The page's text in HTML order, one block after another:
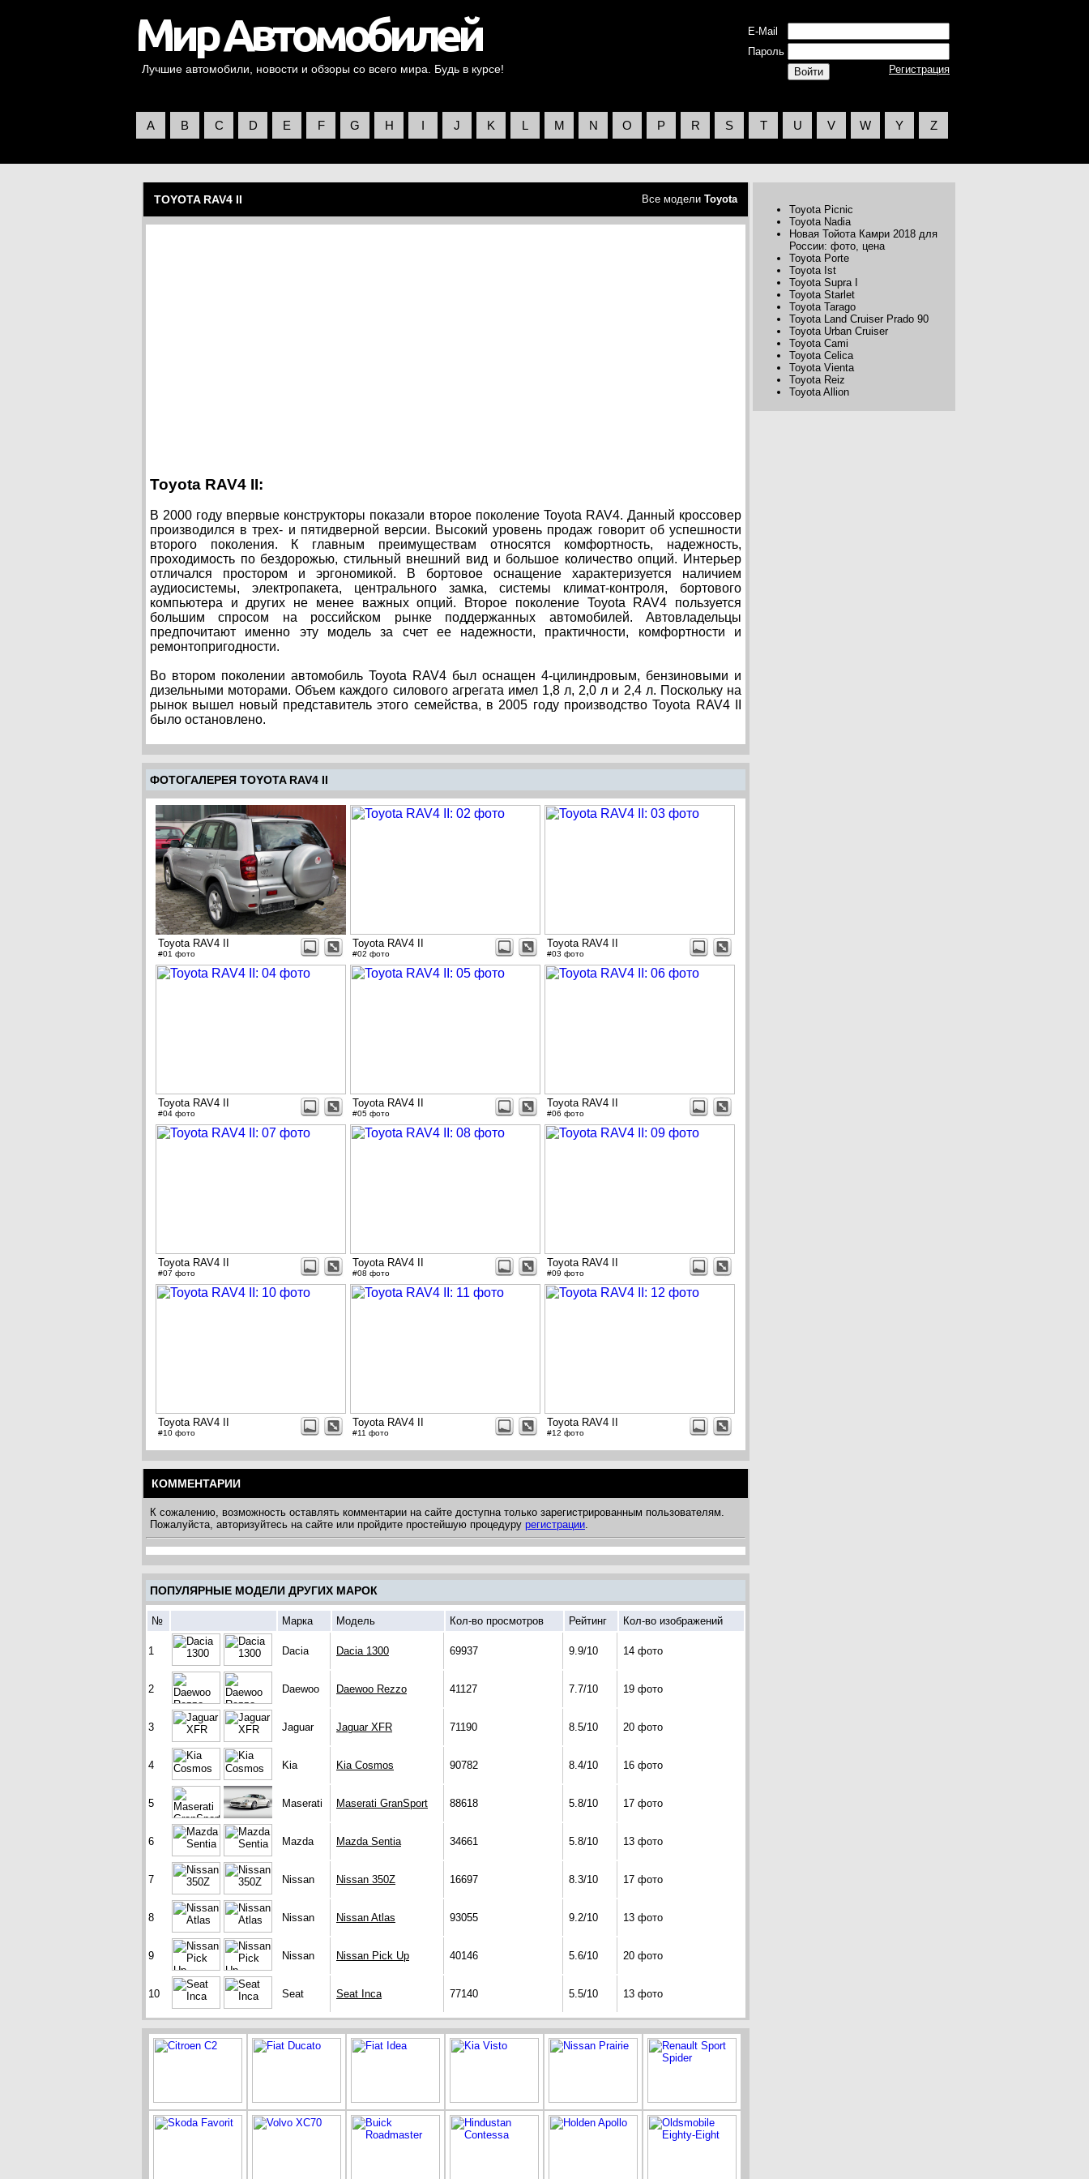
Лучшие автомобили, новости и обзоры со всего мира. Будь в курсе!
E-Mail
Пароль
Регистрация
A B C D E F G H I J K L M N O P R S T U V W Y Z
TOYOTA RAV4 II Все модели Toyota
Toyota RAV4 II:
В 2000 году впервые конструкторы показали второе поколение Toyota RAV4. Данный кроссовер
производился в трех- и пятидверной версии. Высокий уровень продаж говорит об успешности
второго поколения. К главным преимуществам относятся комфортность, надежность,
проходимость по бездорожью, стильный внешний вид и большое количество опций. Интерьер
отличался простором и эргономикой. В бортовое оснащение характеризуется наличием
аудиосистемы, электропакета, центрального замка, системы климат-контроля, бортового
компьютера и других не менее важных опций. Второе поколение Toyota RAV4 пользуется
большим спросом на российском рынке поддержанных автомобилей. Автовладельцы
предпочитают именно эту модель за счет ее надежности, практичности, комфортности и
ремонтопригодности.
Во втором поколении автомобиль Toyota RAV4 был оснащен 4-цилиндровым, бензиновыми и
дизельными моторами. Объем каждого силового агрегата имел 1,8 л, 2,0 л и 2,4 л. Поскольку на
рынок вышел новый представитель этого семейства, в 2005 году производство Toyota RAV4 II
было остановлено.
ФОТОГАЛЕРЕЯ TOYOTA RAV4 II
Toyota RAV4 II
#01 фото
Toyota RAV4 II
#02 фото
Toyota RAV4 II
#03 фото
Toyota RAV4 II
#04 фото
Toyota RAV4 II
#05 фото
Toyota RAV4 II
#06 фото
Toyota RAV4 II
#07 фото
Toyota RAV4 II
#08 фото
Toyota RAV4 II
#09 фото
Toyota RAV4 II
#10 фото
Toyota RAV4 II
#11 фото
Toyota RAV4 II
#12 фото
КОММЕНТАРИИ
К сожалению, возможность оставлять комментарии на сайте доступна только зарегистрированным пользователям.
Пожалуйста, авторизуйтесь на сайте или пройдите простейшую процедуру регистрации.
ПОПУЛЯРНЫЕ МОДЕЛИ ДРУГИХ МАРОК
№ Марка Модель Кол-во просмотров Рейтинг Кол-во изображений
1 Dacia Dacia 1300 69937 9.9/10 14 фото
2 Daewoo Daewoo Rezzo 41127 7.7/10 19 фото
3 Jaguar Jaguar XFR 71190 8.5/10 20 фото
4 Kia Kia Cosmos 90782 8.4/10 16 фото
5 Maserati Maserati GranSport 88618 5.8/10 17 фото
6 Mazda Mazda Sentia 34661 5.8/10 13 фото
7 Nissan Nissan 350Z 16697 8.3/10 17 фото
8 Nissan Nissan Atlas 93055 9.2/10 13 фото
9 Nissan Nissan Pick Up 40146 5.6/10 20 фото
10 Seat Seat Inca 77140 5.5/10 13 фото
Toyota Picnic
Toyota Nadia
Новая Тойота Камри 2018 для
России: фото, цена
Toyota Porte
Toyota Ist
Toyota Supra I
Toyota Starlet
Toyota Tarago
Toyota Land Cruiser Prado 90
Toyota Urban Cruiser
Toyota Cami
Toyota Celica
Toyota Vienta
Toyota Reiz
Toyota Allion